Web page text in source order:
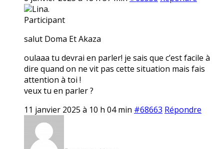
Lina.
Participant
salut Doma Et Akaza
oulaaa tu devrai en parler! je sais que c’est facile à
dire quand on ne vit pas cette situation mais fais
attention à toi !
veux tu en parler ?
11 janvier 2025 à 10 h 04 min #68663 Répondre